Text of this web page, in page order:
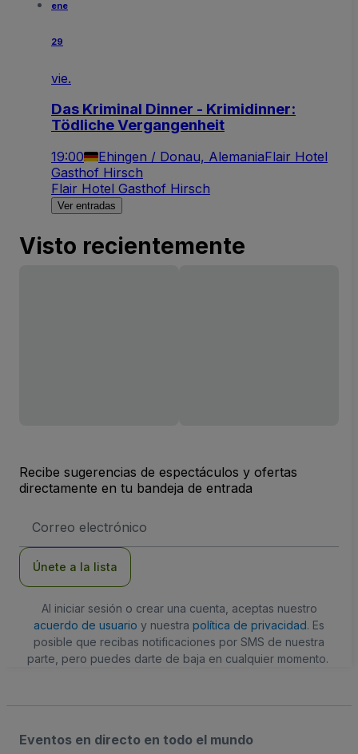
ene
29
vie.
Das Kriminal Dinner - Krimidinner:
Tödliche Vergangenheit
19:00 Ehingen / Donau, AlemaniaFlair Hotel
Gasthof Hirsch
Flair Hotel Gasthof Hirsch
Ver entradas
Visto recientemente
Recibe sugerencias de espectáculos y ofertas
directamente en tu bandeja de entrada
de
Únete a la lista
Al iniciar sesión o crear una cuenta, aceptas nuestro
acuerdo de usuario y nuestra política de privacidad. Es
posible que recibas notificaciones por SMS de nuestra
parte, pero puedes darte de baja en cualquier momento.
Eventos en directo en todo el mundo